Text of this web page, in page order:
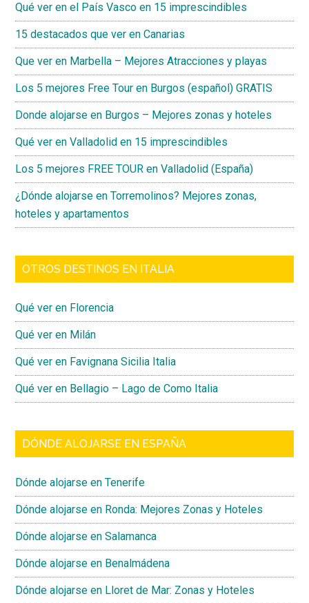
Qué ver en el País Vasco en 15 imprescindibles
15 destacados que ver en Canarias
Que ver en Marbella – Mejores Atracciones y playas
Los 5 mejores Free Tour en Burgos (español) GRATIS
Donde alojarse en Burgos – Mejores zonas y hoteles
Qué ver en Valladolid en 15 imprescindibles
Los 5 mejores FREE TOUR en Valladolid (España)
¿Dónde alojarse en Torremolinos? Mejores zonas,
hoteles y apartamentos
OTROS DESTINOS EN ITALIA
Qué ver en Florencia
Qué ver en Milán
Qué ver en Favignana Sicilia Italia
Qué ver en Bellagio – Lago de Como Italia
DÓNDE ALOJARSE EN ESPAÑA
Dónde alojarse en Tenerife
Dónde alojarse en Ronda: Mejores Zonas y Hoteles
Dónde alojarse en Salamanca
Dónde alojarse en Benalmádena
Dónde alojarse en Lloret de Mar: Zonas y Hoteles